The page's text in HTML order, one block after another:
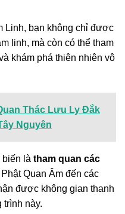
Linh, bạn không chỉ được
linh, mà còn có thể tham
khám phá thiên nhiên vô
Thác Lưu Ly Đắk
Nguyên
biến là tham quan các
Quan Âm đến các
được không gian thanh
trình này.